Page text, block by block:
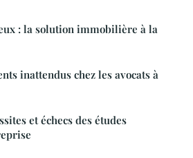
: la solution immobilière à la
inattendus chez les avocats à
et échecs des études